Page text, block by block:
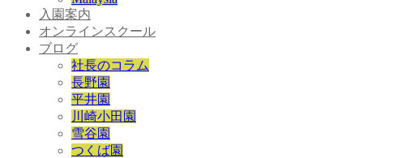
入園案内
オンラインスクール
ブログ
社長のコラム
長野園
平井園
川崎小田園
雪谷園
つくば園